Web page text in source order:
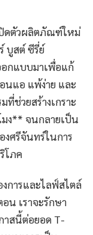
ปิดตัวผลิตภัณฑ์ใหม่
บูสต์ ซีรี่ย์
อกแบบมาเพื่อแก้
นแอ แพ้ง่าย และ
ช่วยสร้างเกราะ
มง** จนกลายเป็น
ศรีจันทร์ในการ
โภค
การและไลฟ์สไตล์
น เราจะรักษา
าสนี้ต่อยอด T-